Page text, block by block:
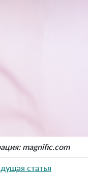
magnific.com
статья